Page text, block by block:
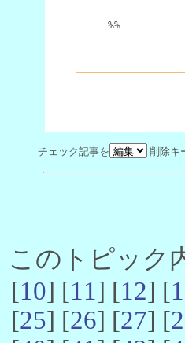
%%
チェック記事を 削除キ
このトピック
[10] [11] [12] [
[25] [26] [27] [